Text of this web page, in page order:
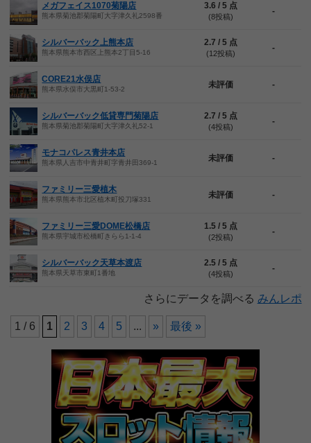
メガフェイス1070菊陽店
熊本県菊池郡菊陽町大字津久礼2598番
3.6 / 5 点
(8投稿)
-
シルバーバック上熊本店
熊本県熊本市西区上熊本2丁目5-16
2.7 / 5 点
(12投稿)
-
CORE21水俣店
熊本県水俣市大黒町1-53-2 未評価 -
シルバーバック低貸専門菊陽店
熊本県菊池郡菊陽町大字津久礼52-1
2.7 / 5 点
(4投稿)
-
モナコパレス青井本店
熊本県人吉市中青井町字青井田369-1 未評価 -
ファミリー三愛植木
熊本県熊本市北区植木町投刀塚331 未評価 -
ファミリー三愛DOME松橋店
熊本県宇城市松橋町きらら1-1-4
1.5 / 5 点
(2投稿)
-
シルバーバック天草本渡店
熊本県天草市東町1番地
2.5 / 5 点
(4投稿)
-
さらにデータを調べる みんレポ
1 / 6 1 2 3 4 5 ... » 最後 »